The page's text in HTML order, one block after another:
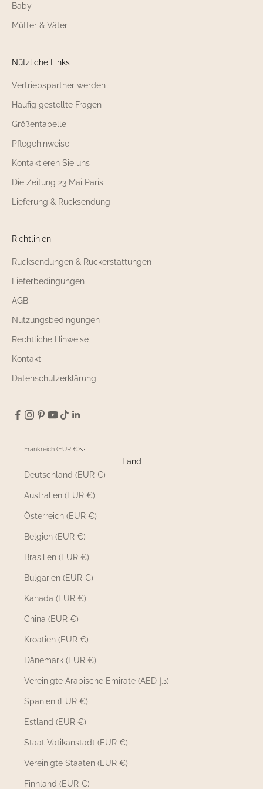
Baby
Mütter & Väter
Nützliche Links
Vertriebspartner werden
Häufig gestellte Fragen
Größentabelle
Pflegehinweise
Kontaktieren Sie uns
Die Zeitung 23 Mai Paris
Lieferung & Rücksendung
Richtlinien
Rücksendungen & Rückerstattungen
Lieferbedingungen
AGB
Nutzungsbedingungen
Rechtliche Hinweise
Kontakt
Datenschutzerklärung
Frankreich (EUR €)
Land
Deutschland (EUR €)
Australien (EUR €)
Österreich (EUR €)
Belgien (EUR €)
Brasilien (EUR €)
Bulgarien (EUR €)
Kanada (EUR €)
China (EUR €)
Kroatien (EUR €)
Dänemark (EUR €)
Vereinigte Arabische Emirate (AED د.إ)
Spanien (EUR €)
Estland (EUR €)
Staat Vatikanstadt (EUR €)
Vereinigte Staaten (EUR €)
Finnland (EUR €)